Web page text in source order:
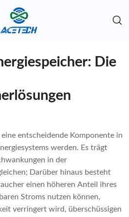
Die
entscheidende Komponente in
werden. Es trägt
in der
Darüber hinaus besteht
einen höheren Anteil ihres
Stroms nutzen können,
verringert wird, überschüssigen